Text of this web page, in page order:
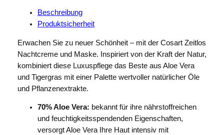
Beschreibung
Produktsicherheit
Erwachen Sie zu neuer Schönheit – mit der Cosart Zeitlos
Nachtcreme und Maske. Inspiriert von der Kraft der Natur,
kombiniert diese Luxuspflege das Beste aus Aloe Vera
und Tigergras mit einer Palette wertvoller natürlicher Öle
und Pflanzenextrakte.
70% Aloe Vera: bekannt für ihre nährstoffreichen
und feuchtigkeitsspendenden Eigenschaften,
versorgt Aloe Vera Ihre Haut intensiv mit